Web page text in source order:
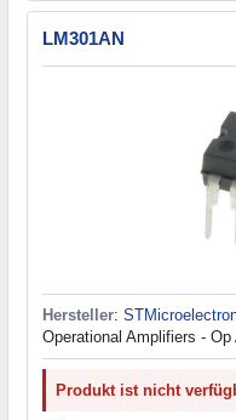
LM301AN
Hersteller:
Operational Amplifiers -
Produkt ist nicht